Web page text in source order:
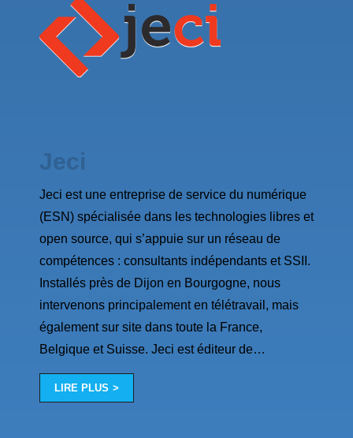
Jeci
Jeci est une entreprise de service du numérique
(ESN) spécialisée dans les technologies libres et
open source, qui s’appuie sur un réseau de
compétences : consultants indépendants et SSII.
Installés près de Dijon en Bourgogne, nous
intervenons principalement en télétravail, mais
également sur site dans toute la France,
Belgique et Suisse. Jeci est éditeur de…
LIRE PLUS